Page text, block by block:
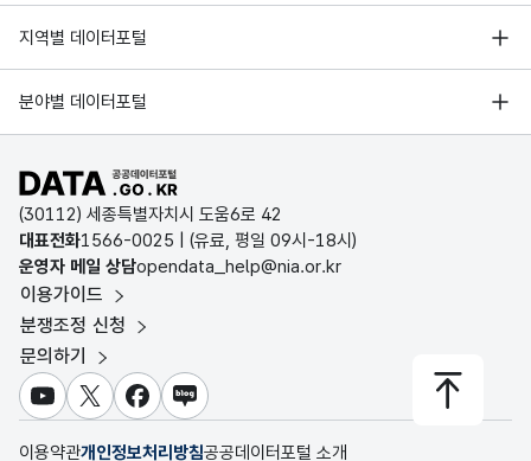
7 부산교통공사 사회적 가치 창출 혁신추진 관련 시민의견
8 2018년 하반기 열차 내 안내방송 설문조사
9 부산교통공사 고객모니터 4분기 설문조사
10 2018년 홈페이지 고객만족도조사
11 2018년 하반기 민원서비스에 대한 만족도 측정 설문조사
한국지능정보사회진흥원
국가정보자원관리원
지역별 데이터포털
서울 열린데이터광장
경기데이터드림
D-데이터허브
인천데이터포털
울산광역시 데이터포털
전남광주통합특별시 빅데이터 플랫폼
대전광역시 데이터포털
세종특별자치시 데이터포털
충청북도 데이터허브
분야별 데이터포털
기상자료개방포털
국토교통부 공간정보오픈플랫폼
환경부 환경데이터포털
문화데이터광장
농림축산식품 공공데이터포털
보건의료빅데이터개방시스템
식품의약품안전처 데이터포털
교육통계서비스
공공데이터포털 바로가기
(30112) 세종특별자치시 도움6로 42
대표전화1566-0025 | (유료, 평일 09시-18시)
운영자 메일 상담opendata_help@nia.or.kr
이용가이드
분쟁조정 신청
문의하기
유튜브X 페이스북
블로그
이용약관개인정보처리방침공공데이터포털 소개